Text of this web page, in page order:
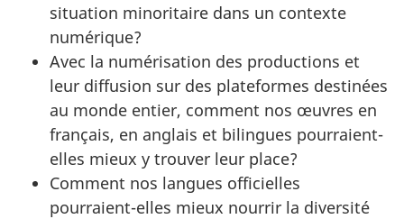
situation minoritaire dans un contexte
numérique?
Avec la numérisation des productions et
leur diffusion sur des plateformes destinées
au monde entier, comment nos œuvres en
français, en anglais et bilingues pourraient-
elles mieux y trouver leur place?
Comment nos langues officielles
pourraient-elles mieux nourrir la diversité